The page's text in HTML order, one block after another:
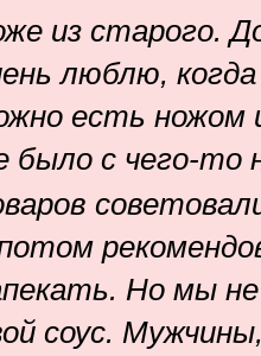
из старого.
люблю,
есть ножом
было с чего-то
Но мы
соус.